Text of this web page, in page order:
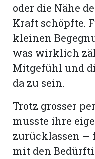
oder die Nähe
Kraft schöpfte.
kleinen
was wirklich
Mitgefühl und
da zu sein.
Trotz grosser
musste ihre
zurücklassen –
mit den